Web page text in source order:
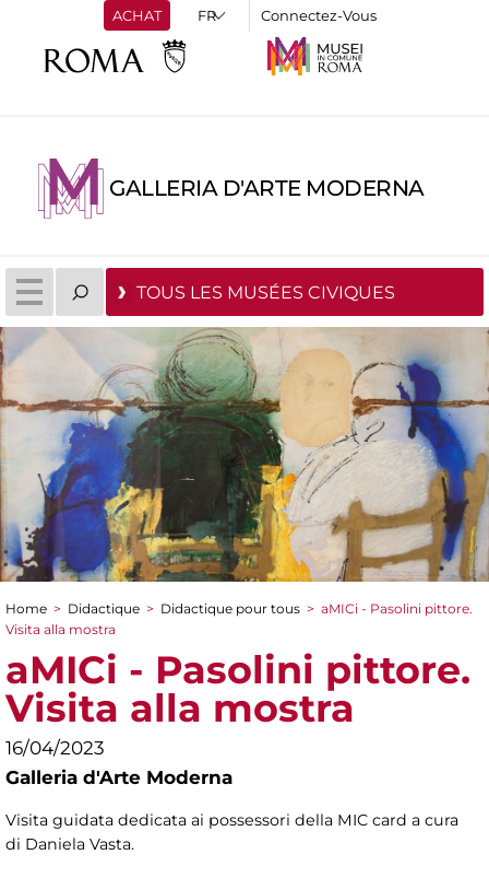
ACHAT Connectez-Vous
GALLERIA D'ARTE MODERNA
TOUS LES MUSÉES CIVIQUES
You are here
Home > Didactique > Didactique pour tous > aMICi - Pasolini pittore.
Visita alla mostra
aMICi - Pasolini pittore.
Visita alla mostra
16/04/2023
Galleria d'Arte Moderna
Visita guidata dedicata ai possessori della MIC card a cura
di Daniela Vasta.